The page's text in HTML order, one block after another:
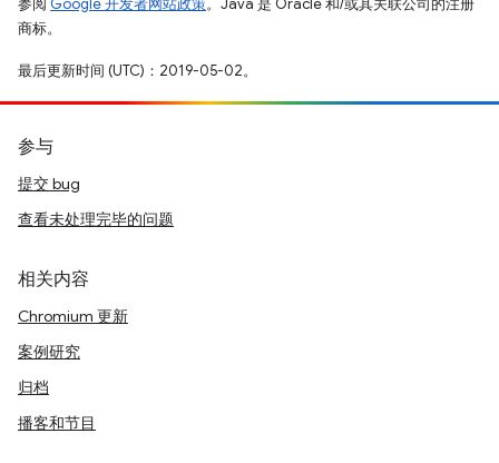
商标。
最后更新时间 (UTC)：2019-05-02。
参与
提交 bug
查看未处理完毕的问题
相关内容
Chromium 更新
案例研究
归档
播客和节目